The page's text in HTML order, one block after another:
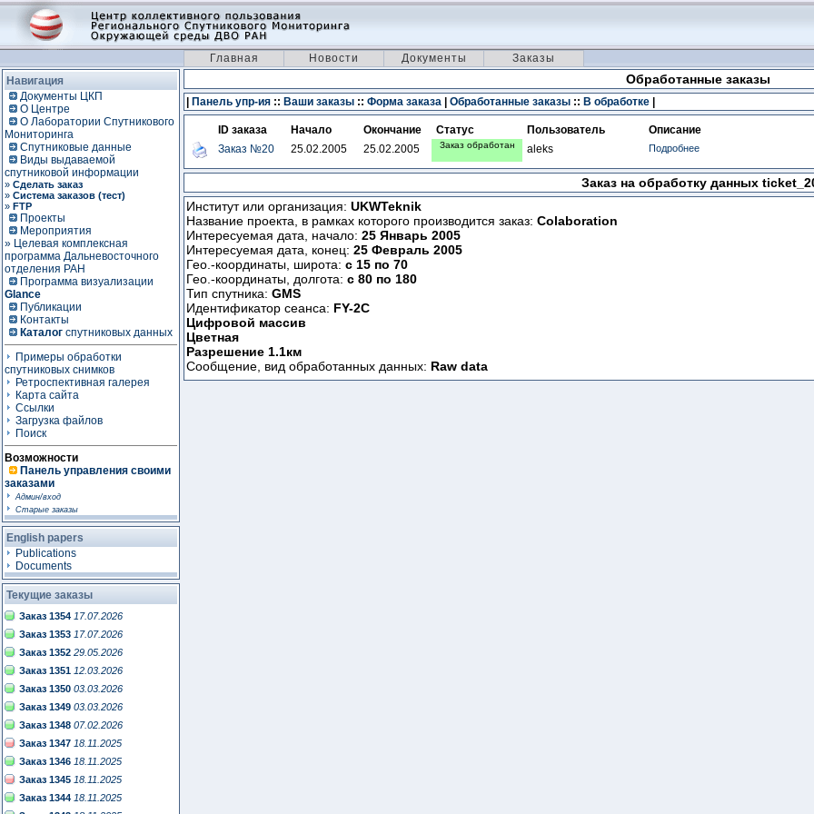
Главная Новости Документы
Заказы
Навигация
Документы ЦКП
О Центре
О Лаборатории Спутникового
Мониторинга
Спутниковые данные
Виды выдаваемой
спутниковой информации
» Сделать заказ
» Система заказов (тест)
» FTP
Проекты
Мероприятия
» Целевая комплексная
программа Дальневосточного
отделения РАН
Программа визуализации
Glance
Публикации
Контакты
Каталог спутниковых данных
Примеры обработки
спутниковых снимков
Ретроспективная галерея
Карта сайта
Ссылки
Загрузка файлов
Поиск
Возможности
Панель управления своими
заказами
Админ/вход
Старые заказы
English papers
Publications
Documents
Текущие заказы
Заказ 1354 17.07.2026
Заказ 1353 17.07.2026
Заказ 1352 29.05.2026
Заказ 1351 12.03.2026
Заказ 1350 03.03.2026
Заказ 1349 03.03.2026
Заказ 1348 07.02.2026
Заказ 1347 18.11.2025
Заказ 1346 18.11.2025
Заказ 1345 18.11.2025
Заказ 1344 18.11.2025
Обработанные заказы
Панель упр-ия :: Ваши заказы :: Форма заказа Обработанные заказы :: В обработке
ID заказа Начало Окончание Статус Пользователь
Описание
Заказ №20
25.02.2005 25.02.2005 Заказ обработан aleks Подробнее
Заказ на обработку данных
Институт или организация: UKWTeknik
Название проекта, в рамках которого производится заказ: Colaboration
Интересуемая дата, начало: 25 Январь 2005
Интересуемая дата, конец: 25 Февраль 2005
Гео.-координаты, широта: с 15 по 70
Гео.-координаты, долгота: с 80 по 180
Тип спутника: GMS
Идентификатор сеанса: FY-2C
Цифровой массив
Цветная
Разрешение 1.1км
Сообщение, вид обработанных данных: Raw data